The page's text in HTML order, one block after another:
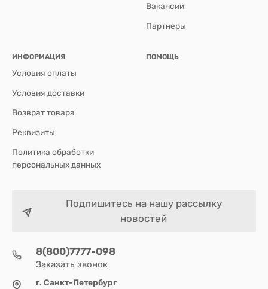
Вакансии
Партнеры
ИНФОРМАЦИЯ
Условия оплаты
Условия доставки
Возврат товара
Реквизиты
Политика обработки
персональных данных
ПОМОЩЬ
Подпишитесь на нашу рассылку
новостей
8(800)7777-098
Заказать звонок
г. Санкт-Петербург